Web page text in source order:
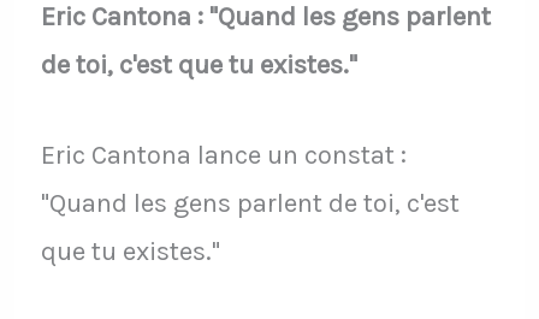
Eric Cantona : "Quand les gens parlent
de toi, c'est que tu existes."
Eric Cantona lance un constat :
"Quand les gens parlent de toi, c'est
que tu existes."